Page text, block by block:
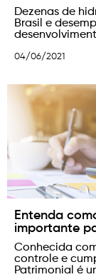
Dezenas de
Brasil e
04/06/2021
Entenda
importante
Conhecida
controle e
Patrimonial é